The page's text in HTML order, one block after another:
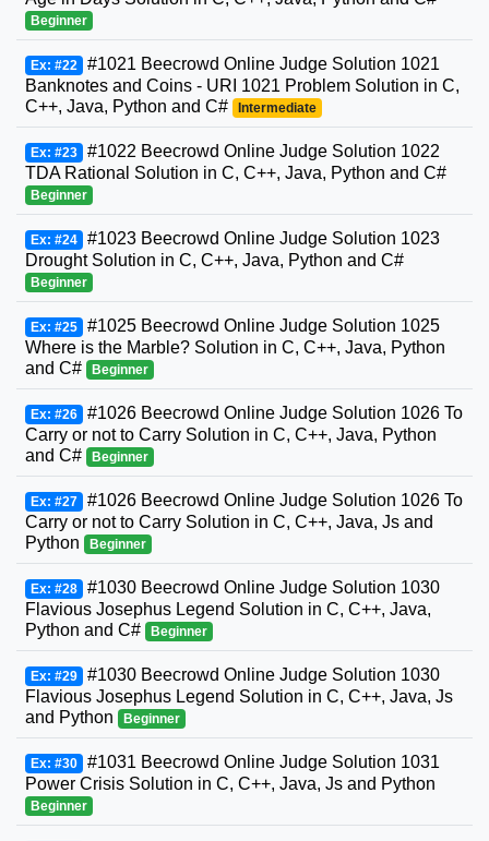
Beginner
Ex: #22 #1021 Beecrowd Online Judge Solution 1021
Banknotes and Coins - URI 1021 Problem Solution in C,
C++, Java, Python and C#
Intermediate
Ex: #23 #1022 Beecrowd Online Judge Solution 1022
TDA Rational Solution in C, C++, Java, Python and C#
Beginner
Ex: #24 #1023 Beecrowd Online Judge Solution 1023
Drought Solution in C, C++, Java, Python and C#
Beginner
Ex: #25 #1025 Beecrowd Online Judge Solution 1025
Where is the Marble? Solution in C, C++, Java, Python
and C#
Beginner
Ex: #26 #1026 Beecrowd Online Judge Solution 1026 To
Carry or not to Carry Solution in C, C++, Java, Python
and C#
Beginner
Ex: #27 #1026 Beecrowd Online Judge Solution 1026 To
Carry or not to Carry Solution in C, C++, Java, Js and
Python
Beginner
Ex: #28 #1030 Beecrowd Online Judge Solution 1030
Flavious Josephus Legend Solution in C, C++, Java,
Python and C#
Beginner
Ex: #29 #1030 Beecrowd Online Judge Solution 1030
Flavious Josephus Legend Solution in C, C++, Java, Js
and Python
Beginner
Ex: #30 #1031 Beecrowd Online Judge Solution 1031
Power Crisis Solution in C, C++, Java, Js and Python
Beginner